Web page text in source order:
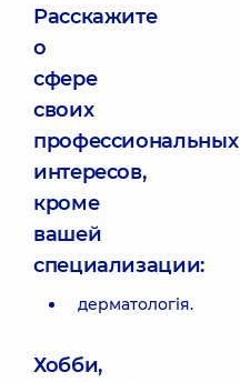
Расскажите
о
сфере
своих
профессиональных
интересов,
кроме
вашей
специализации:
дерматологія.
Хобби,